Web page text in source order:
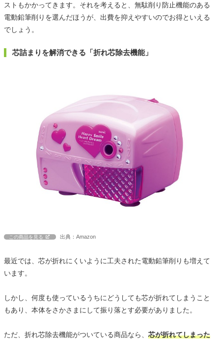
ストもかかってきます。それを考えると、無駄削り防止機能のある
電動鉛筆削りを選んだほうが、出費を抑えやすいのでお得といえる
でしょう。
芯詰まりを解消できる「折れ芯除去機能」
この商品を見る 出典：Amazon
最近では、芯が折れにくいように工夫された電動鉛筆削りも増えて
います。
しかし、何度も使っているうちにどうしても芯が折れてしまうこと
もあり、本体をさかさまにして振り落とす必要がありました。
ただ、折れ芯除去機能がついている商品なら、 芯が折れてしまった